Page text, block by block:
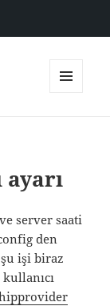
ayarı
server saati
den
işi biraz